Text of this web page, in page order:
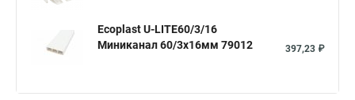
Ecoplast U-LITE60/3/16
Миниканал 60/3х16мм 79012
397,23 ₽